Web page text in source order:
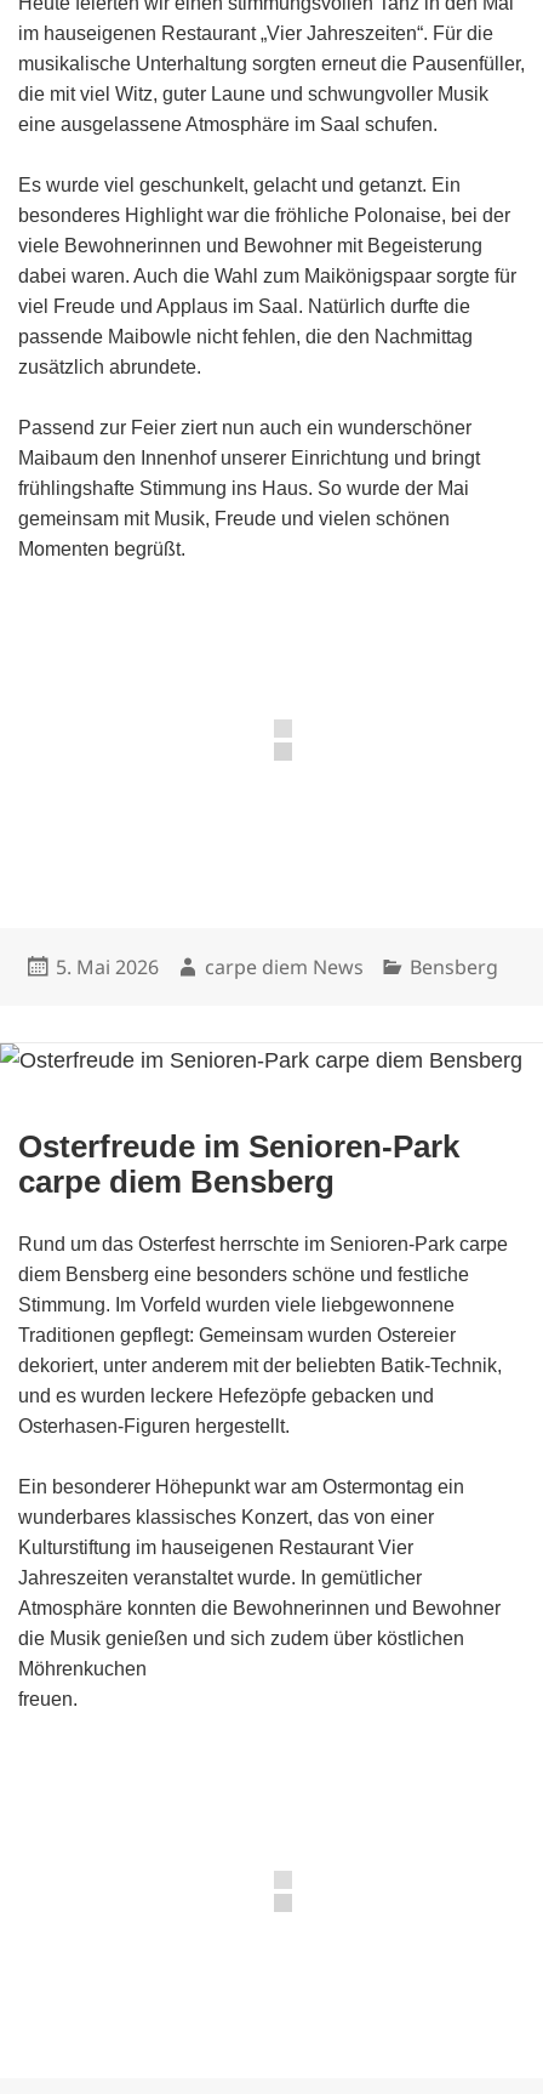
im hauseigenen Restaurant „Vier Jahreszeiten“. Für die
musikalische Unterhaltung sorgten erneut die Pausenfüller,
die mit viel Witz, guter Laune und schwungvoller Musik
eine ausgelassene Atmosphäre im Saal schufen.
Es wurde viel geschunkelt, gelacht und getanzt. Ein
besonderes Highlight war die fröhliche Polonaise, bei der
viele Bewohnerinnen und Bewohner mit Begeisterung
dabei waren. Auch die Wahl zum Maikönigspaar sorgte für
viel Freude und Applaus im Saal. Natürlich durfte die
passende Maibowle nicht fehlen, die den Nachmittag
zusätzlich abrundete.
Passend zur Feier ziert nun auch ein wunderschöner
Maibaum den Innenhof unserer Einrichtung und bringt
frühlingshafte Stimmung ins Haus. So wurde der Mai
gemeinsam mit Musik, Freude und vielen schönen
Momenten begrüßt.
Veröffentlicht
5. Mai 2026 Autor
carpe diem News Kategorien
Bensberg
Osterfreude im Senioren-Park
carpe diem Bensberg
Rund um das Osterfest herrschte im Senioren-Park carpe
diem Bensberg eine besonders schöne und festliche
Stimmung. Im Vorfeld wurden viele liebgewonnene
Traditionen gepflegt: Gemeinsam wurden Ostereier
dekoriert, unter anderem mit der beliebten Batik-Technik,
und es wurden leckere Hefezöpfe gebacken und
Osterhasen-Figuren hergestellt.
Ein besonderer Höhepunkt war am Ostermontag ein
wunderbares klassisches Konzert, das von einer
Kulturstiftung im hauseigenen Restaurant Vier
Jahreszeiten veranstaltet wurde. In gemütlicher
Atmosphäre konnten die Bewohnerinnen und Bewohner
die Musik genießen und sich zudem über köstlichen
Möhrenkuchen
freuen.